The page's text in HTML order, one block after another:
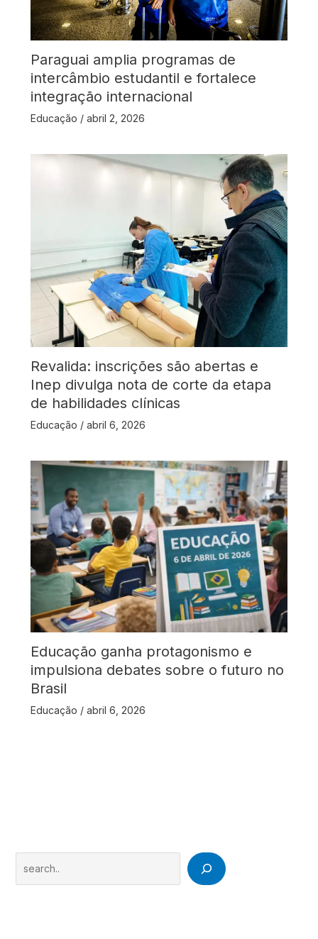
Paraguai amplia programas de
intercâmbio estudantil e fortalece
integração internacional
Educação / abril 2, 2026
Revalida: inscrições são abertas e
Inep divulga nota de corte da etapa
de habilidades clínicas
Educação / abril 6, 2026
Educação ganha protagonismo e
impulsiona debates sobre o futuro no
Brasil
Educação / abril 6, 2026